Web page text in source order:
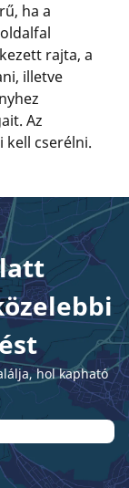
ha a
rajta, a
illetve
Az
kell cserélni.
hol kapható